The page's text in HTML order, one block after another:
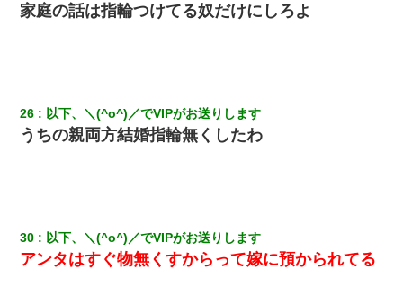
家庭の話は指輪つけてる奴だけにしろよ
26 以下、＼(^o^)／でVIPがお送りします
うちの親両方結婚指輪無くしたわ
30 以下、＼(^o^)／でVIPがお送りします
アンタはすぐ物無くすからって嫁に預かられてる